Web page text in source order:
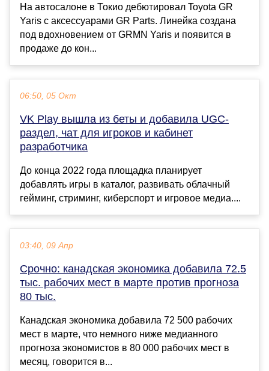
На автосалоне в Токио дебютировал Toyota GR
Yaris с аксессуарами GR Parts. Линейка создана
под вдохновением от GRMN Yaris и появится в
продаже до кон...
06:50, 05 Окт
VK Play вышла из беты и добавила UGC-
раздел, чат для игроков и кабинет
разработчика
До конца 2022 года площадка планирует
добавлять игры в каталог, развивать облачный
гейминг, стриминг, киберспорт и игровое медиа....
03:40, 09 Апр
Срочно: канадская экономика добавила 72.5
тыс. рабочих мест в марте против прогноза
80 тыс.
Канадская экономика добавила 72 500 рабочих
мест в марте, что немного ниже медианного
прогноза экономистов в 80 000 рабочих мест в
месяц, говорится в...